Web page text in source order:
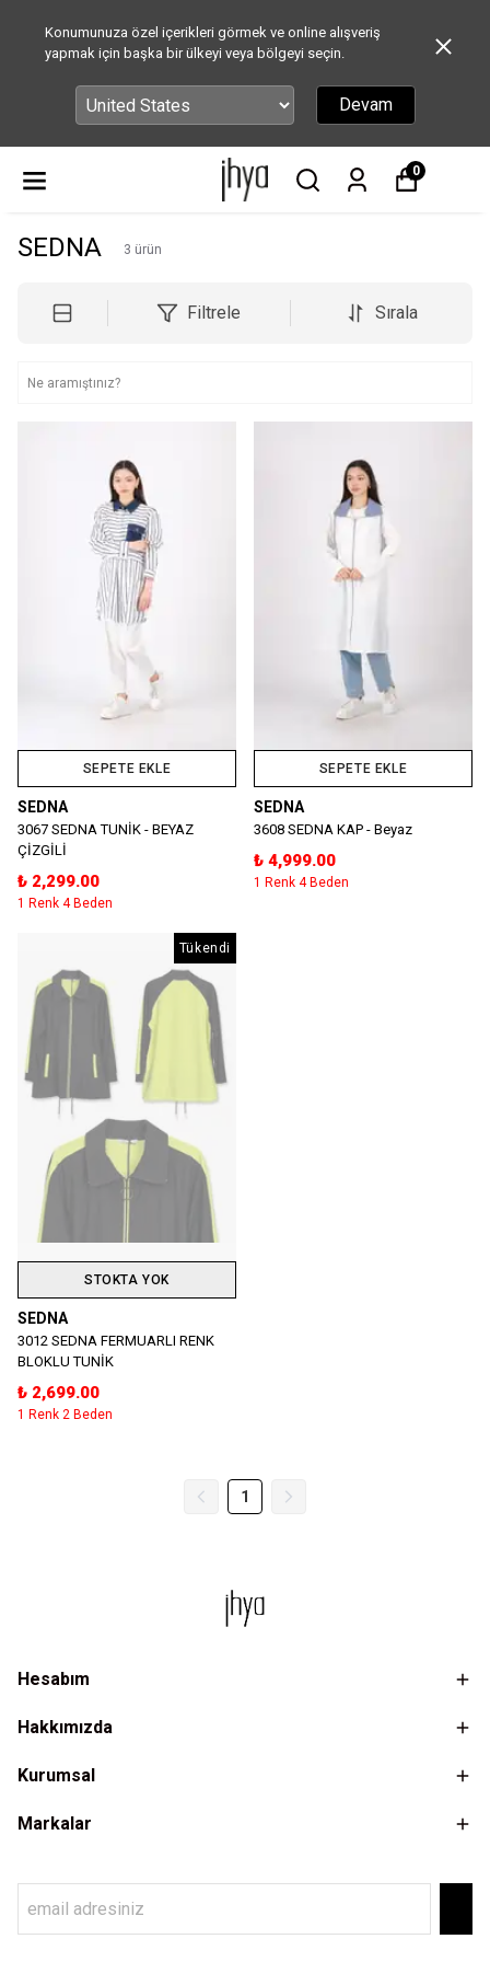
Konumunuza özel içerikleri görmek ve online alışveriş
yapmak için başka bir ülkeyi veya bölgeyi seçin.
Devam
0
SEDNA 3 ürün
Filtrele Sırala
SEPETE EKLE
SEDNA
3067 SEDNA TUNİK - BEYAZ
ÇİZGİLİ
₺ 2,299.00
1 Renk 4 Beden
SEPETE EKLE
SEDNA
3608 SEDNA KAP - Beyaz
₺ 4,999.00
1 Renk 4 Beden
Tükendi
STOKTA YOK
SEDNA
3012 SEDNA FERMUARLI RENK
BLOKLU TUNİK
₺ 2,699.00
1 Renk 2 Beden
1
Hesabım
Hakkımızda
Kurumsal
Markalar